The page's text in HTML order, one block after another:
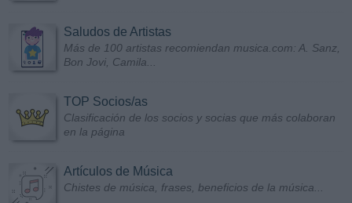
Saludos de Artistas
Más de 100 artistas recomiendan musica.com: A. Sanz,
Bon Jovi, Camila...
TOP Socios/as
Clasificación de los socios y socias que más colaboran
en la página
Artículos de Música
Chistes de música, frases, beneficios de la música...